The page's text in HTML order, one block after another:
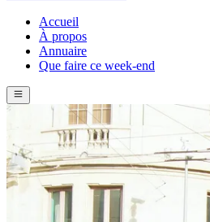
Accueil
À propos
Annuaire
Que faire ce week-end